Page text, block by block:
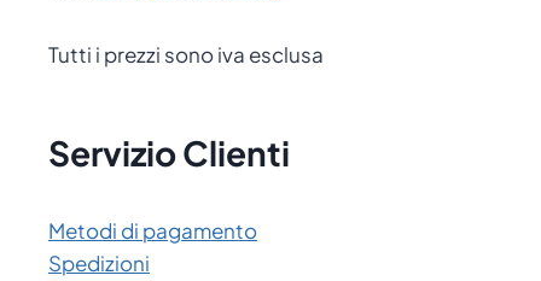
Tutti i prezzi sono iva esclusa
Servizio Clienti
Metodi di pagamento
Spedizioni